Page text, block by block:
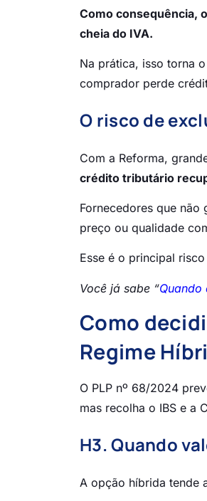
Como consequência,
cheia do IVA.
Na prática, isso torna
comprador perde
O risco de
Com a Reforma,
crédito tributário
Fornecedores que não
preço ou qualidade
Esse é o principal
Você já sabe “Quando
Como
Regime
O PLP nº 68/2024
mas recolha o IBS e a
H3. Quando
A opção híbrida tende